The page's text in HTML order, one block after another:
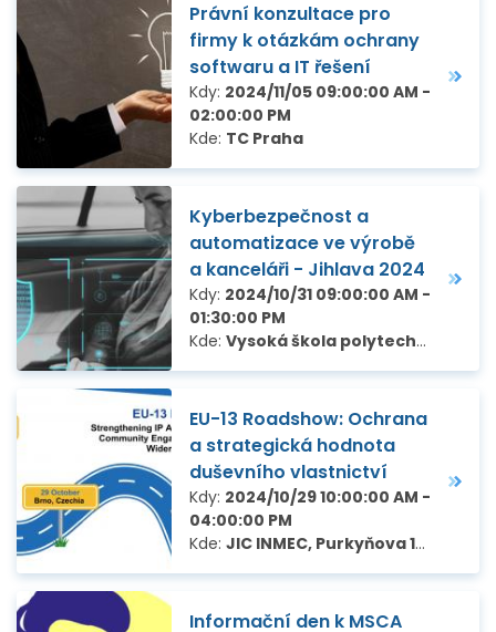
Právní konzultace pro
firmy k otázkám ochrany
softwaru a IT řešení
Kdy: 2024/11/05 09:00:00 AM -
02:00:00 PM
Kde: TC Praha
Kyberbezpečnost a
automatizace ve výrobě
a kanceláři - Jihlava 2024
Kdy: 2024/10/31 09:00:00 AM -
01:30:00 PM
Kde: Vysoká škola polytechnická Jihlava (VŠPJ), Tolstého 16 586 01 Jihlava 1
EU-13 Roadshow: Ochrana
a strategická hodnota
duševního vlastnictví
Kdy: 2024/10/29 10:00:00 AM -
04:00:00 PM
Kde: JIC INMEC, Purkyňova 127, Brno
Informační den k MSCA